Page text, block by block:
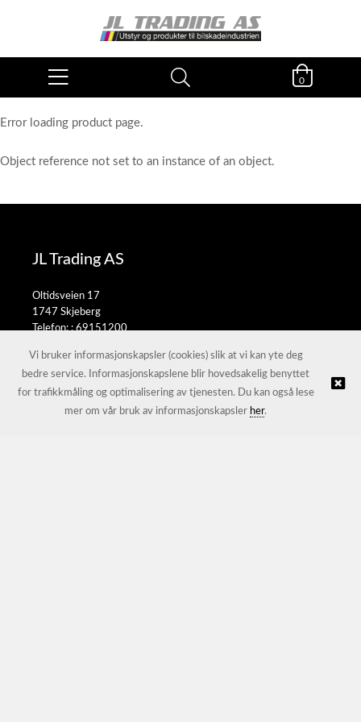
0
Error loading product page.
Object reference not set to an instance of an object.
JL Trading AS
Oltidsveien 17
1747 Skjeberg
Telefon: :69151200
© JL Trading AS |Nettbutikk levert av Kréatif
Vi bruker informasjonskapsler (cookies) slik at vi kan yte deg
bedre service. Informasjonskapslene blir hovedsakelig benyttet
for trafikkmåling og optimalisering av tjenesten. Du kan også lese
mer om vår bruk av informasjonskapsler her.